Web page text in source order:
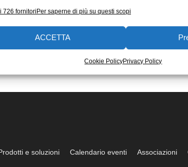
726 fornitoriPer saperne di più su questi scopi
ACCETTA
Cookie PolicyPrivacy Policy
e soluzioni Calendario eventi Associazioni